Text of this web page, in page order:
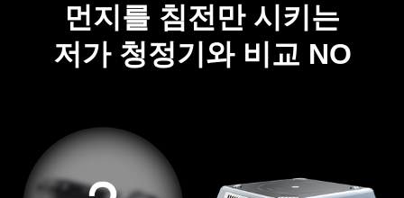
먼지를 침전만 시키는
저가 청정기와 비교 NO